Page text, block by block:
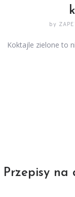
by
Koktajle zielone to
Przepisy na